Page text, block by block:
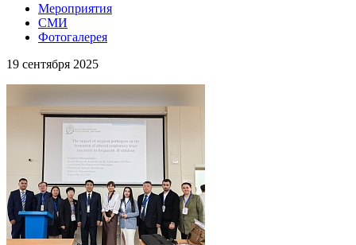
Мероприятия
СМИ
Фотогалерея
19 сентября 2025